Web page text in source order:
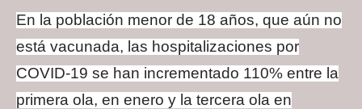
En la población menor de 18 años, que aún no
está vacunada, las hospitalizaciones por
COVID-19 se han incrementado 110% entre la
primera ola, en enero y la tercera ola en